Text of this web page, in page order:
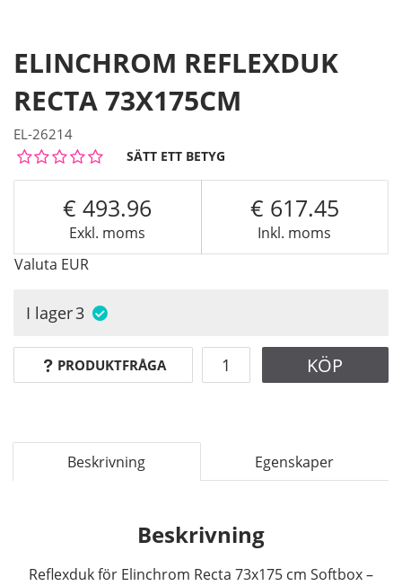
ELINCHROM REFLEXDUK
RECTA 73X175CM
EL-26214
SÄTT ETT BETYG
Exkl. moms
493.96
Inkl. moms
617.45
Valuta EUR
I lager3
PRODUKTFRÅGA KÖP
Beskrivning Egenskaper
Beskrivning
Reflexduk för Elinchrom Recta 73x175 cm Softbox –